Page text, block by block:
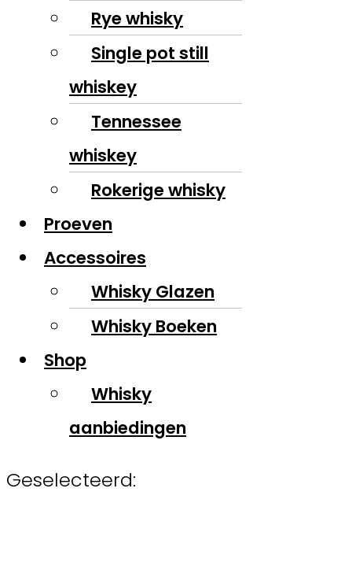
Rye whisky
Single pot still
whiskey
Tennessee
whiskey
Rokerige whisky
Proeven
Accessoires
Whisky Glazen
Whisky Boeken
Shop
Whisky
aanbiedingen
Geselecteerd: